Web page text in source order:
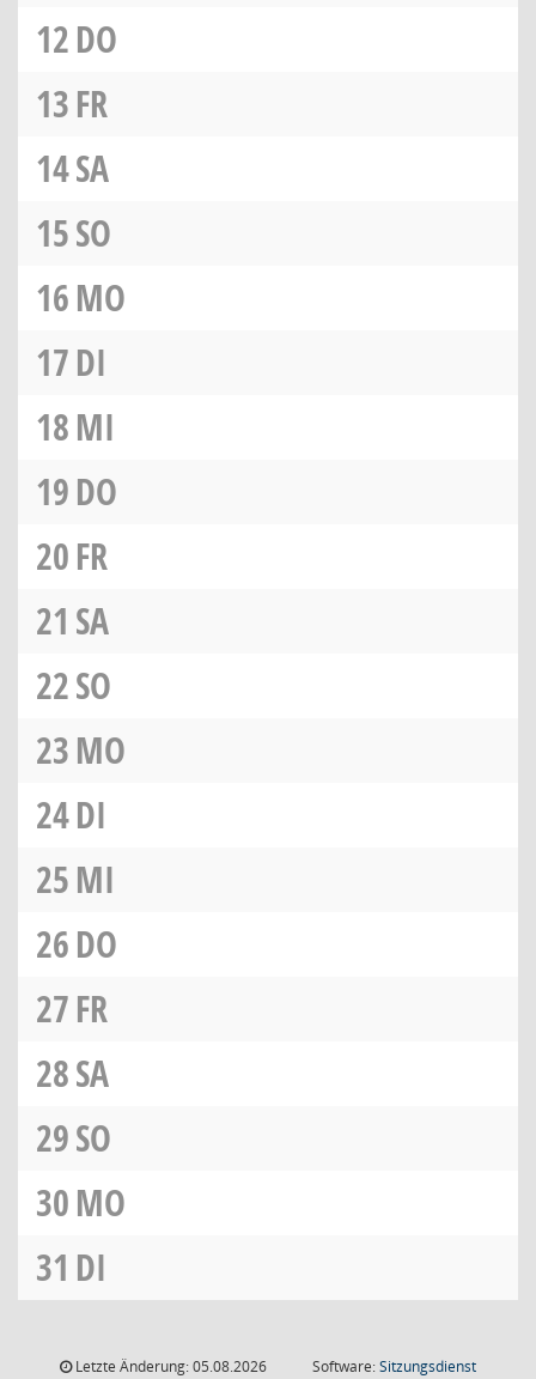
12DO
13FR
14SA
15SO
16MO
17DI
18MI
19DO
20FR
21 SA
22SO
23MO
24DI
25MI
26DO
27FR
28SA
29SO
30MO
31 DI
Letzte Änderung: 05.08.2026
Software:Sitzungsdienst